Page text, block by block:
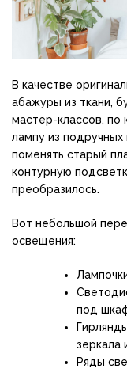
В качестве
абажуры из ткани,
мастер-классов, по
лампу из
поменять старый
контурную
преобразилось.
Вот небольшой
освещения:
под
зеркала
Ряды